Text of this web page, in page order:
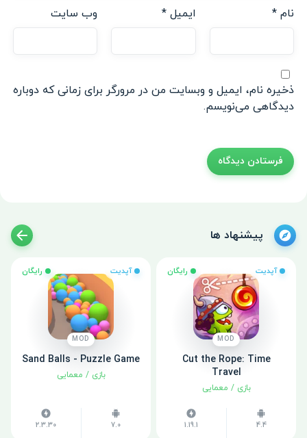
نام * ایمیل* وب‌ سایت
ذخیره نام، ایمیل و وبسایت من در مرورگر برای زمانی که دوباره
دیدگاهی می‌نویسم.
پیشنهاد ها
آپدیت رایگان
MOD
Cut the Rope: Time
Travel
بازی / معمایی
4.4
1.19.1
آپدیت رایگان
MOD
Sand Balls - Puzzle Game
بازی / معمایی
7.0
2.3.30